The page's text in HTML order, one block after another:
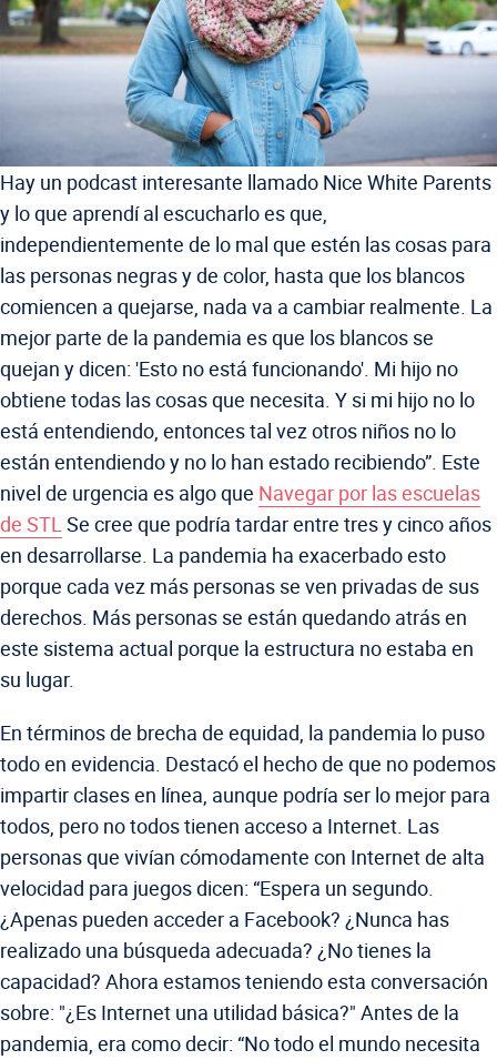
Hay un podcast interesante llamado Nice White Parents
y lo que aprendí al escucharlo es que,
independientemente de lo mal que estén las cosas para
las personas negras y de color, hasta que los blancos
comiencen a quejarse, nada va a cambiar realmente. La
mejor parte de la pandemia es que los blancos se
quejan y dicen: 'Esto no está funcionando'. Mi hijo no
obtiene todas las cosas que necesita. Y si mi hijo no lo
está entendiendo, entonces tal vez otros niños no lo
están entendiendo y no lo han estado recibiendo”. Este
nivel de urgencia es algo que Navegar por las escuelas
de STLSe cree que podría tardar entre tres y cinco años
en desarrollarse. La pandemia ha exacerbado esto
porque cada vez más personas se ven privadas de sus
derechos. Más personas se están quedando atrás en
este sistema actual porque la estructura no estaba en
su lugar.
En términos de brecha de equidad, la pandemia lo puso
todo en evidencia. Destacó el hecho de que no podemos
impartir clases en línea, aunque podría ser lo mejor para
todos, pero no todos tienen acceso a Internet. Las
personas que vivían cómodamente con Internet de alta
velocidad para juegos dicen: “Espera un segundo.
¿Apenas pueden acceder a Facebook? ¿Nunca has
realizado una búsqueda adecuada? ¿No tienes la
capacidad? Ahora estamos teniendo esta conversación
sobre: "¿Es Internet una utilidad básica?" Antes de la
pandemia, era como decir: “No todo el mundo necesita